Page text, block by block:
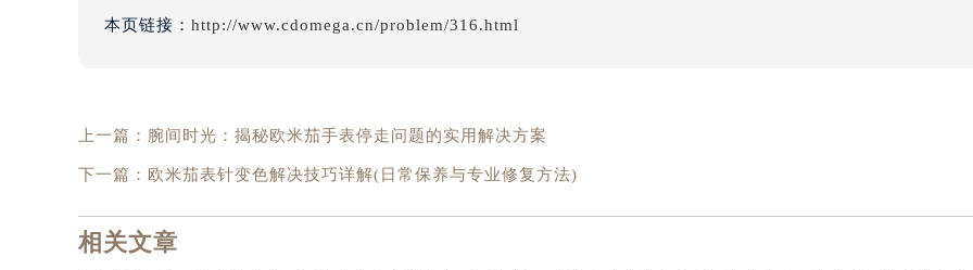
本页链接： http://www.cdomega.cn/problem/316.html
上一篇： 腕间时光：揭秘欧米茄手表停走问题的实用解决方案
下一篇： 欧米茄表针变色解决技巧详解(日常保养与专业修复方法)
相关文章